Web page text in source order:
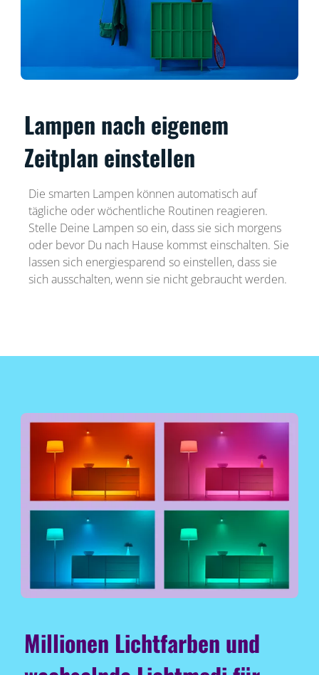
Lampen nach eigenem
Zeitplan einstellen
Die smarten Lampen können automatisch auf
tägliche oder wöchentliche Routinen reagieren.
Stelle Deine Lampen so ein, dass sie sich morgens
oder bevor Du nach Hause kommst einschalten. Sie
lassen sich energiesparend so einstellen, dass sie
sich ausschalten, wenn sie nicht gebraucht werden.
Millionen Lichtfarben und